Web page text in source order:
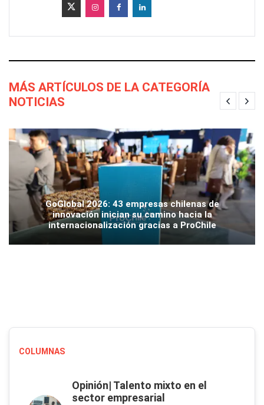
MÁS ARTÍCULOS DE LA CATEGORÍA
NOTICIAS
GoGlobal 2026: 43 empresas chilenas de
innovación inician su camino hacia la
internacionalización gracias a ProChile
COLUMNAS
Opinión| Talento mixto en el
sector empresarial